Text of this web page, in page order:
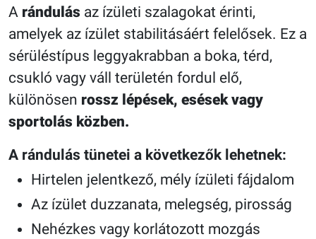
A rándulás az ízületi szalagokat érinti,
amelyek az ízület stabilitásáért felelősek. Ez a
sérüléstípus leggyakrabban a boka, térd,
csukló vagy váll területén fordul elő,
különösen rossz lépések, esések vagy
sportolás közben.
A rándulás tünetei a következők lehetnek:
Hirtelen jelentkező, mély ízületi fájdalom
Az ízület duzzanata, melegség, pirosság
Nehézkes vagy korlátozott mozgás